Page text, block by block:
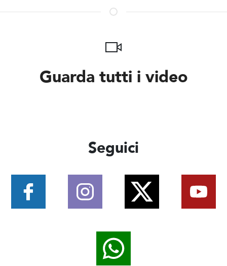
Guarda tutti i video
Seguici